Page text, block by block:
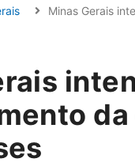
Minas Gerais